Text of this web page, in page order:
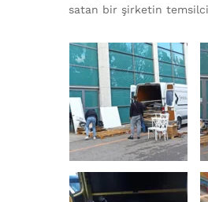
satan bir şirketin